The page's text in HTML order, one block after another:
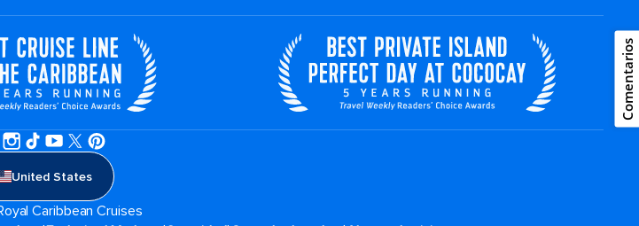
United States
Caribbean Cruises
Comentarios